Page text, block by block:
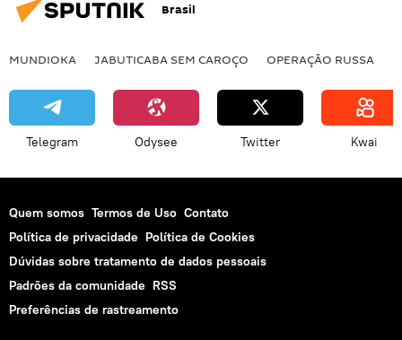
Brasil
MUNDIOKA JABUTICABA SEM CAROÇO OPERAÇÃO RUSSA
Telegram Odysee Twitter Kwai
Quem somos Termos de Uso Contato
Política de privacidade Política de Cookies
Dúvidas sobre tratamento de dados pessoais
Padrões da comunidade RSS
Preferências de rastreamento